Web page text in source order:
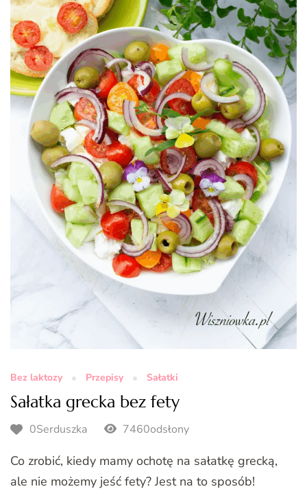
Bez laktozy Przepisy Sałatki
Sałatka grecka bez fety
0Serduszka 7460odsłony
Co zrobić, kiedy mamy ochotę na sałatkę grecką,
ale nie możemy jeść fety? Jest na to sposób!